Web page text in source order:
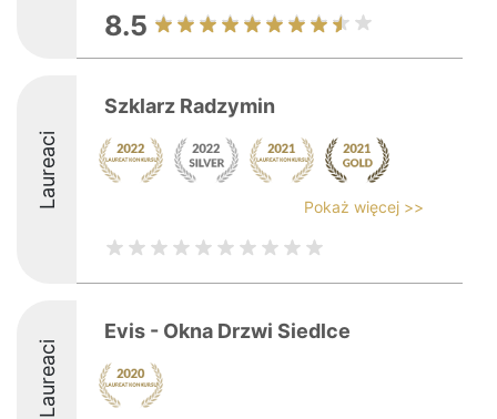
8.5
Laureaci
Szklarz Radzymin
Pokaż więcej >>
Laureaci
Evis - Okna Drzwi Siedlce